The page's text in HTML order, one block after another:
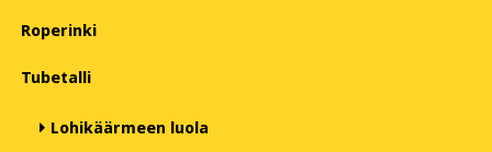
Roperinki
Tubetalli
Lohikäärmeen luola